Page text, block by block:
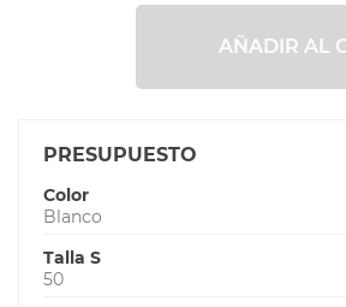
AÑADIR AL
PRESUPUESTO
Color
Blanco
Talla S
50